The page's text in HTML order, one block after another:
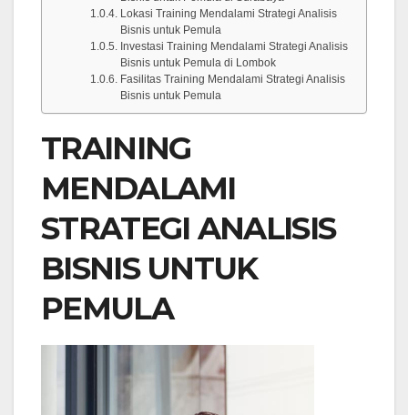
Lokasi Training Mendalami Strategi Analisis
Bisnis untuk Pemula
Investasi Training Mendalami Strategi Analisis
Bisnis untuk Pemula di Lombok
Fasilitas Training Mendalami Strategi Analisis
Bisnis untuk Pemula
TRAINING
MENDALAMI
STRATEGI ANALISIS
BISNIS UNTUK
PEMULA